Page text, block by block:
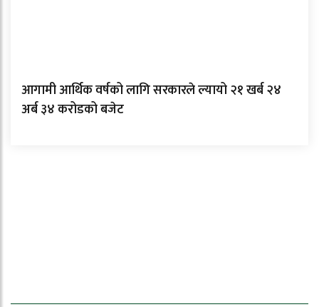
आगामी आर्थिक वर्षको लागि सरकारले ल्यायो २१ खर्ब २४
अर्ब ३४ करोडको बजेट